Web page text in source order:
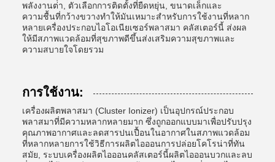
พลังงานต่ํา, ตัวเลือกการติดตั้งที่ยืดหยุ่น, ขนาดเล็กและ
ความชื้นที่กว้างขวางทําให้มันเหมาะสําหรับการใช้งานที่หลาก
หลายเครื่องประกอบไอโอเนียเซอร์พลาสมา คลัสเตอร์นี้ ส่งผล
ให้มีสภาพแวดล้อมที่สุขภาพดีขึ้นส่งเสริมความสุขภาพและ
ความสบายใจโดยรวม
การใช้งาน:
เครื่องผลิตพลาสมา (Cluster Ionizer) เป็นอุปกรณ์ประกอบ
พลาสมาที่มีความหลากหลายมาก ซึ่งถูกออกแบบมาเพื่อปรับปรุง
คุณภาพอากาศและลดสารปนเปื้อนในอากาศในสภาพแวดล้อม
ที่หลากหลายการใช้วิธีการผลิตไอออนการปล่อยโคโรน่าที่ทัน
สมัย, ระบบเครื่องผลิตไอออนคลัสเตอร์นี้ผลิตไอออนบวกและลบ